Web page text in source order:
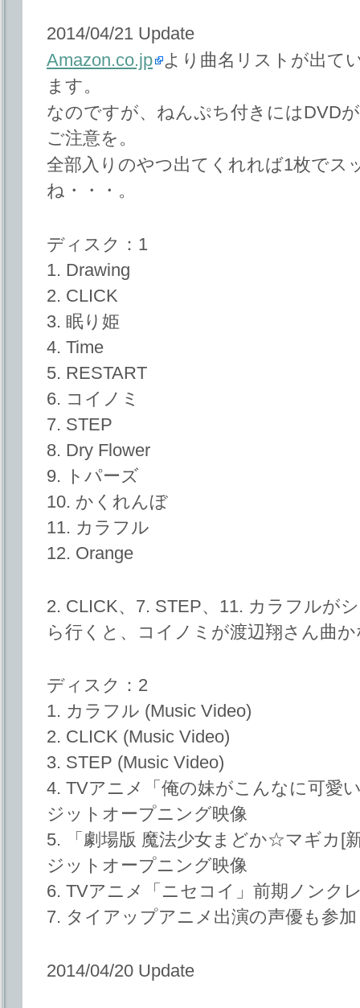
2014/04/21 Update
Amazon.co.jp
より曲名リストが出て
ます。
なのですが、ねんぷち付きにはDVD
ご注意を。
全部入りのやつ出てくれれば1枚でス
ね・・・。
ディスク：1
1. Drawing
2. CLICK
3. 眠り姫
4. Time
5. RESTART
6. コイノミ
7. STEP
8. Dry Flower
9. トパーズ
10. かくれんぼ
11. カラフル
12. Orange
2. CLICK、7. STEP、11. カラフルが
ら行くと、コイノミが渡辺翔さん曲
ディスク：2
1. カラフル (Music Video)
2. CLICK (Music Video)
3. STEP (Music Video)
4. TVアニメ「俺の妹がこんなに可愛
ジットオープニング映像
5. 「劇場版 魔法少女まどか☆マギカ[
ジットオープニング映像
6. TVアニメ「ニセコイ」前期ノンク
7. タイアップアニメ出演の声優も参
2014/04/20 Update